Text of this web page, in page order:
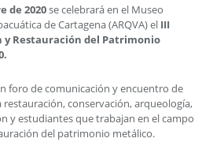
de 2020se celebrará en el Museo
de Cartagena (ARQVA) el III
y Restauración del Patrimonio
foro de comunicación y encuentro de
conservación, arqueología,
y estudiantes que trabajan en el campo
del patrimonio metálico.